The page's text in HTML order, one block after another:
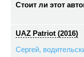
Стоит ли этот
UAZ Patriot (2016)
Сергей,